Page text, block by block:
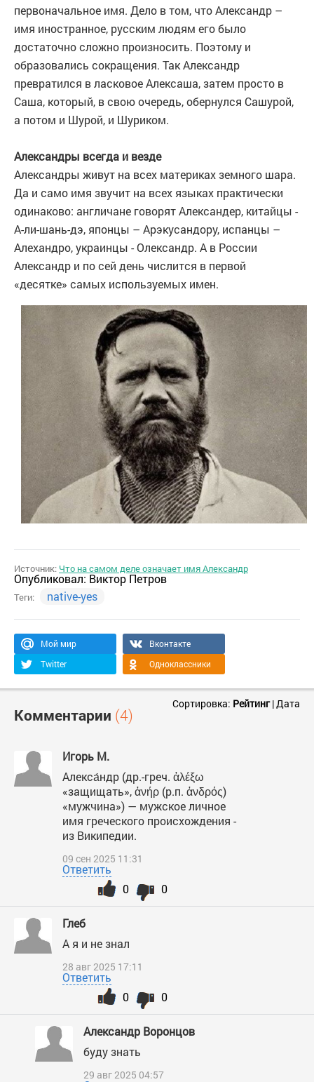
первоначальное имя. Дело в том, что Александр –
имя иностранное, русским людям его было
достаточно сложно произносить. Поэтому и
образовались сокращения. Так Александр
превратился в ласковое Алексаша, затем просто в
Саша, который, в свою очередь, обернулся Сашурой,
а потом и Шурой, и Шуриком.
Александры всегда и везде
Александры живут на всех материках земного шара.
Да и само имя звучит на всех языках практически
одинаково: англичане говорят Александер, китайцы -
А-ли-шань-дэ, японцы – Арэкусандору, испанцы –
Алехандро, украинцы - Олександр. А в России
Александр и по сей день числится в первой
«десятке» самых используемых имен.
Источник: Что на самом деле означает имя Александр
Опубликовал:Виктор Петров
Теги: native-yes
Мой мир
Вконтакте
Twitter
Одноклассники
Комментарии (4)
Сортировка: Рейтинг| Дата
Игорь М.
Алекса́ндр (др.-греч. ἀλέξω
«защищать», ἀνήρ (р.п. ἀνδρός)
«мужчина») — мужское личное
имя греческого происхождения -
из Википедии.
09 сен 2025 11:31
Ответить
0
0
Глеб
А я и не знал
28 авг 2025 17:11
Ответить
0
0
Александр Воронцов
буду знать
29 авг 2025 04:57